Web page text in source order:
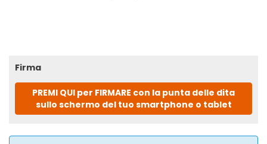
Firma
PREMI QUI per FIRMARE con la punta delle dita
sullo schermo del tuo smartphone o tablet